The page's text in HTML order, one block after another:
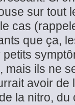
sur tout
cas
que ça,
mais ils ne
avoir de
la nitro, du